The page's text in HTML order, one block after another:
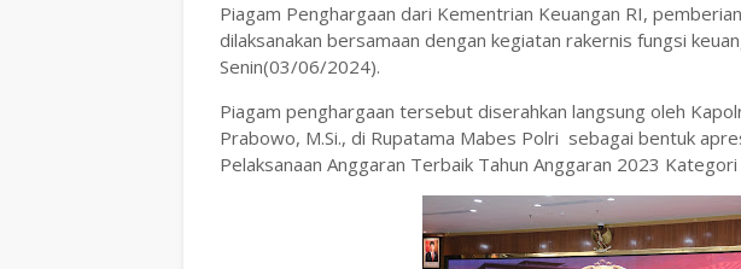
Piagam Penghargaan dari Kementrian Keuangan RI,
dilaksanakan bersamaan dengan kegiatan rakernis fungsi
Senin(03/06/2024).
Piagam penghargaan tersebut diserahkan langsung oleh
Prabowo, M.Si., di Rupatama Mabes Polri sebagai bentuk
Pelaksanaan Anggaran Terbaik Tahun Anggaran 2023